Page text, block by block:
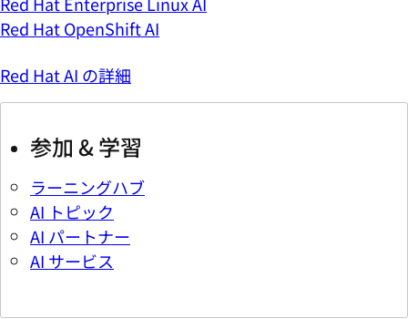
Red Hat OpenShift AI
Red Hat AI の詳細
参加 & 学習
ラーニングハブ
AI トピック
AI パートナー
AI サービス